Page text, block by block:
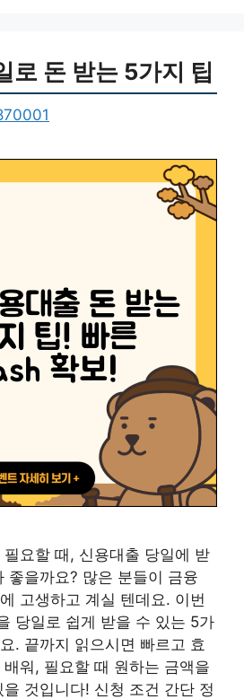
로 돈 받는 5가지 팁
요할 때, 신용대출 당일에 받
좋을까요? 많은 분들이 금융
고생하고 계실 텐데요. 이번
당일로 쉽게 받을 수 있는 5가
. 끝까지 읽으시면 빠르고 효
워, 필요할 때 원하는 금액을
것입니다! 신청 조건 간단 정